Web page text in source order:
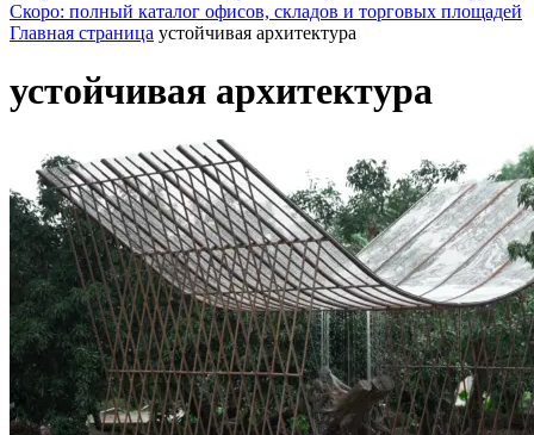
Скоро: полный каталог офисов, складов и торговых площадей
Главная страница устойчивая архитектура
устойчивая архитектура